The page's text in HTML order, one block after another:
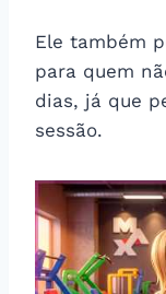
Ele também
para quem
dias, já que
sessão.